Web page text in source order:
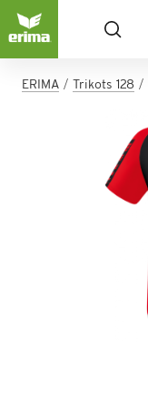
ERIMA Trikots 128